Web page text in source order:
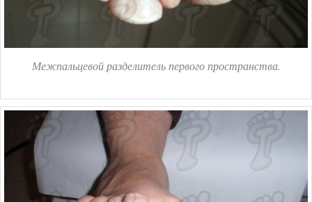
Межпальцевой разделитель первого пространства.